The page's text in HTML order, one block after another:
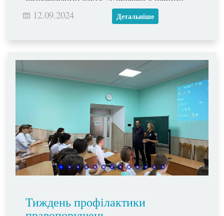
допомоги».
12.09.2024 Детальніше
Тиждень профілактики